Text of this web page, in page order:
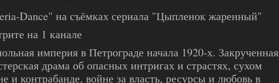
Dance" на съёмках сериала "Цыпленок жаренный"
на 1 канале
империя в Петрограде начала 1920-х. Закрученная
драма об опасных интригах и страстях, сухом
и контрабанде, войне за власть, ресурсы и любовь в